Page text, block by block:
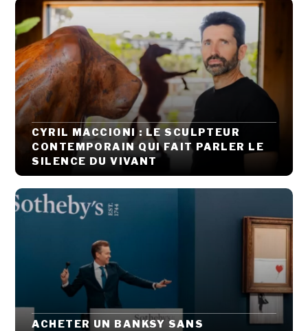
CYRIL MACCIONI : LE SCULPTEUR
CONTEMPORAIN QUI FAIT PARLER LE
SILENCE DU VIVANT
ACHETER UN BANKSY SANS